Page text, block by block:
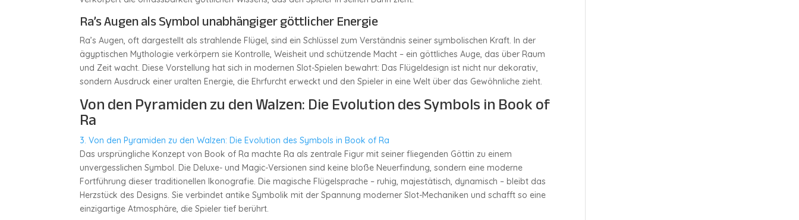
Ra’s Augen als Symbol unabhängiger göttlicher Energie
Ra’s Augen, oft dargestellt als strahlende Flügel, sind ein Schlüssel zum Verständnis seiner symbolischen Kraft. In der
ägyptischen Mythologie verkörpern sie Kontrolle, Weisheit und schützende Macht – ein göttliches Auge, das über Raum
und Zeit wacht. Diese Vorstellung hat sich in modernen Slot-Spielen bewahrt: Das Flügeldesign ist nicht nur dekorativ,
sondern Ausdruck einer uralten Energie, die Ehrfurcht erweckt und den Spieler in eine Welt über das Gewöhnliche zieht.
Von den Pyramiden zu den Walzen: Die Evolution des Symbols in Book of
Ra
3. Von den Pyramiden zu den Walzen: Die Evolution des Symbols in Book of Ra
Das ursprüngliche Konzept von Book of Ra machte Ra als zentrale Figur mit seiner fliegenden Göttin zu einem
unvergesslichen Symbol. Die Deluxe- und Magic-Versionen sind keine bloße Neuerfindung, sondern eine moderne
Fortführung dieser traditionellen Ikonografie. Die magische Flügelsprache – ruhig, majestätisch, dynamisch – bleibt das
Herzstück des Designs. Sie verbindet antike Symbolik mit der Spannung moderner Slot-Mechaniken und schafft so eine
einzigartige Atmosphäre, die Spieler tief berührt.